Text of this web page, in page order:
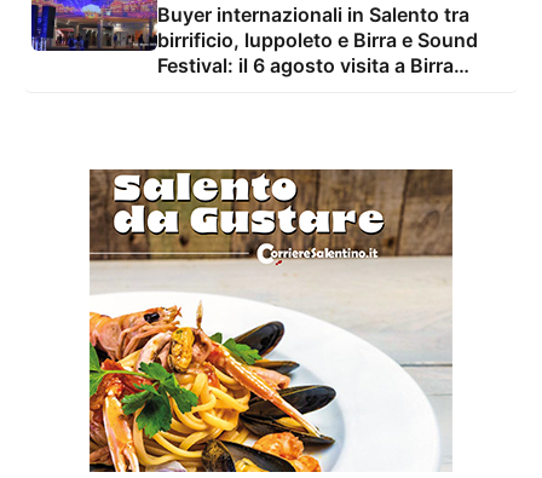
Buyer internazionali in Salento tra
birrificio, luppoleto e Birra e Sound
Festival: il 6 agosto visita a Birra